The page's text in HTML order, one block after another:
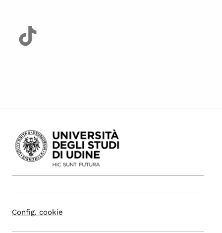
Config. cookie